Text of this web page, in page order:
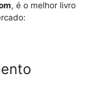
, é o melhor livro